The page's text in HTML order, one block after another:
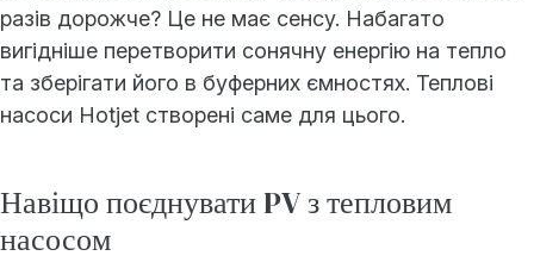
разів дорожче? Це не має сенсу. Набагато
вигідніше перетворити сонячну енергію на тепло
та зберігати його в буферних ємностях. Теплові
насоси Hotjet створені саме для цього.
Навіщо поєднувати PV з тепловим
насосом